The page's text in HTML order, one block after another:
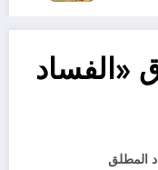
«الفساد
المطلق